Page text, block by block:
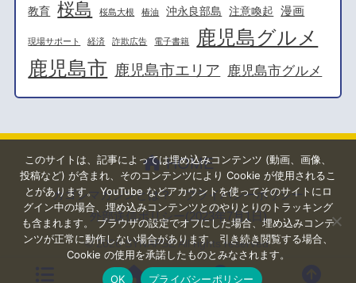
教育 桜島 桜島大根 椿油 沖永良部島 注意喚起 漫画
現場サポート 経済 詐欺広告 電子書籍 鹿児島グルメ
鹿児島市 鹿児島市エリア 鹿児島市グルメ
HOME
カゴシマガジンとは？
プライバシーポリシー
外部送信ポリシー(2023年7月1日)
© 2026SYNAPSEAll rights reserved.
このサイトは、記事によっては埋め込みコンテンツ (動画、画像、
投稿など) が含まれ、そのコンテンツにより Cookie が使用されるこ
とがあります。 YouTube などアカウントを使ってそのサイトにロ
グイン中の場合、埋め込みコンテンツとのやりとりのトラッキング
も含まれます。 ブラウザの設定でオフにした場合、埋め込みコンテ
ンツが正常に動作しない場合があります。引き続き閲覧する場合、
Cookie の使用を承諾したものとみなされます。
OK
プライバシーポリシー